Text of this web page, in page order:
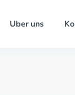
Uber uns